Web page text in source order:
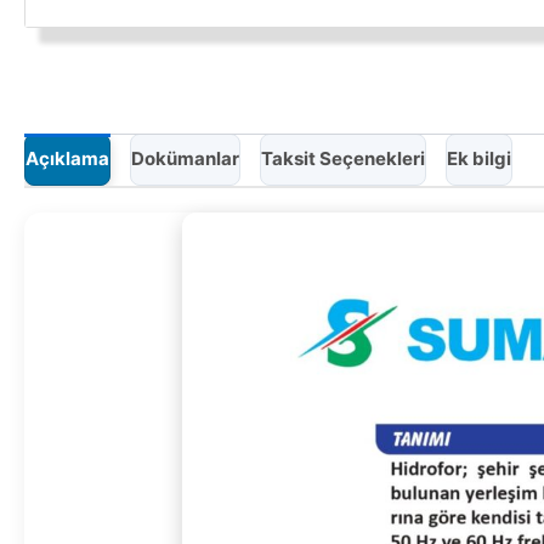
Açıklama Dokümanlar Taksit Seçenekleri Ek bilgi